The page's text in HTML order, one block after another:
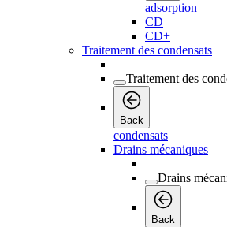
adsorption
CD
CD+
Traitement des condensats
Traitement des
Back
condensats
Drains mécaniques
Drains
Back